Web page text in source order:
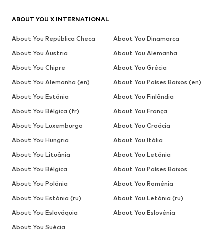
ABOUT YOU X INTERNATIONAL
About You República Checa
About You Dinamarca
About You Áustria
About You Alemanha
About You Chipre
About You Grécia
About You Alemanha (en)
About You Países Baixos (en)
About You Estónia
About You Finlândia
About You Bélgica (fr)
About You França
About You Luxemburgo
About You Croácia
About You Hungria
About You Itália
About You Lituânia
About You Letónia
About You Bélgica
About You Países Baixos
About You Polónia
About You Roménia
About You Estónia (ru)
About You Letónia (ru)
About You Eslováquia
About You Eslovénia
About You Suécia